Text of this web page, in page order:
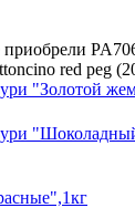
red peg
"Золотой